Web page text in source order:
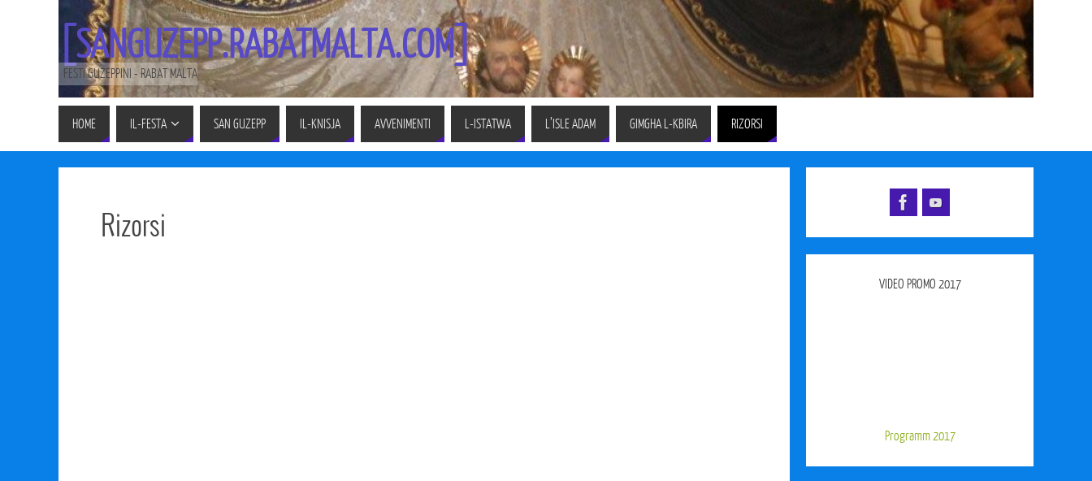
[SANGUZEPP.RABATMALTA.COM]
FESTI GUZEPPINI - RABAT MALTA
HOME IL-FESTA SAN GUZEPP IL-KNISJA AVVENIMENTI L-ISTATWA L’ISLE ADAM GIMGHA L-KBIRA RIZORSI
Rizorsi
VIDEO PROMO 2017
Programm 2017